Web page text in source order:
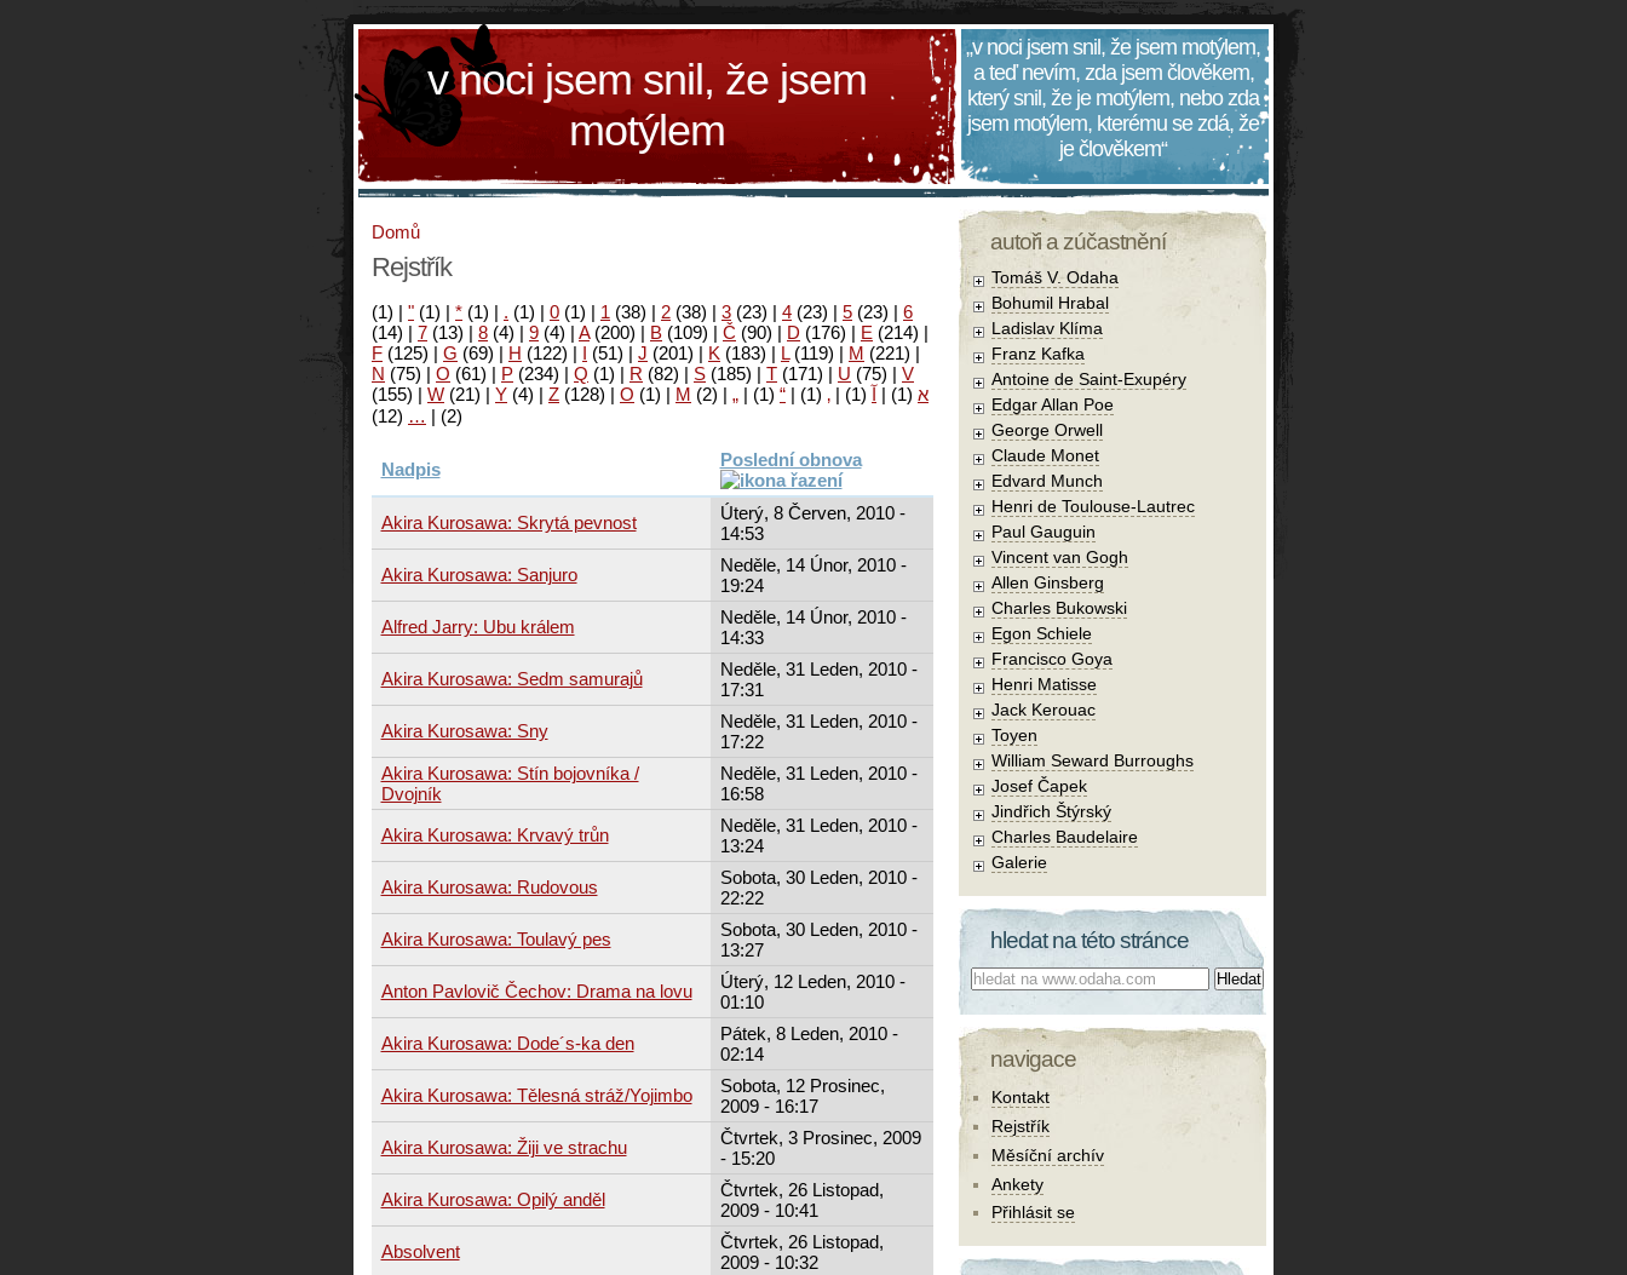
v noci jsem snil, že jsem
motýlem
„v noci jsem snil, že jsem motýlem,
a teď nevím, zda jsem člověkem,
který snil, že je motýlem, nebo zda
jsem motýlem, kterému se zdá, že
je člověkem“
Domů
Rejstřík
(1) | " (1) | * (1) | . (1) | 0 (1) | 1 (38) | 2 (38) | 3 (23) | 4 (23) | 5 (23) | 6
(14) | 7 (13) | 8 (4) | 9 (4) | A(200) | B (109) | Č (90) | D (176) | E (214) |
F (125) | G (69) | H (122) | I (51) | J (201) | K (183) | L(119) | M (221) |
N (75) | O (61) | P (234) | Q (1) | R (82) | S (185) | T (171) | U (75) | V
(155) | W (21) | Y (4) | Z (128) | Ο (1) | М (2) | א (1)
| آ (1)
|
‚
(1)
|
“
(1)
|
„
(2)
|
…
(12)
Nadpis Poslední obnova
Akira Kurosawa: Skrytá pevnost
Úterý, 8 Červen, 2010 -
14:53
Akira Kurosawa: Sanjuro
Neděle, 14 Únor, 2010 -
19:24
Alfred Jarry: Ubu králem
Neděle, 14 Únor, 2010 -
14:33
Akira Kurosawa: Sedm samurajů
Neděle, 31 Leden, 2010 -
17:31
Akira Kurosawa: Sny
Neděle, 31 Leden, 2010 -
17:22
Akira Kurosawa: Stín bojovníka /
Dvojník
Neděle, 31 Leden, 2010 -
16:58
Akira Kurosawa: Krvavý trůn
Neděle, 31 Leden, 2010 -
13:24
Akira Kurosawa: Rudovous
Sobota, 30 Leden, 2010 -
22:22
Akira Kurosawa: Toulavý pes
Sobota, 30 Leden, 2010 -
13:27
Anton Pavlovič Čechov: Drama na lovu
Úterý, 12 Leden, 2010 -
01:10
Akira Kurosawa: Dode´s-ka den
Pátek, 8 Leden, 2010 -
02:14
Akira Kurosawa: Tělesná stráž/Yojimbo
Sobota, 12 Prosinec,
2009 - 16:17
Akira Kurosawa: Žiji ve strachu
Čtvrtek, 3 Prosinec, 2009
- 15:20
Akira Kurosawa: Opilý anděl
Čtvrtek, 26 Listopad,
2009 - 10:41
Absolvent
Čtvrtek, 26 Listopad,
2009 - 10:32
autoři a zúčastnění
Tomáš V. Odaha
Bohumil Hrabal
Ladislav Klíma
Franz Kafka
Antoine de Saint-Exupéry
Edgar Allan Poe
George Orwell
Claude Monet
Edvard Munch
Henri de Toulouse-Lautrec
Paul Gauguin
Vincent van Gogh
Allen Ginsberg
Charles Bukowski
Egon Schiele
Francisco Goya
Henri Matisse
Jack Kerouac
Toyen
William Seward Burroughs
Josef Čapek
Jindřich Štýrský
Charles Baudelaire
Galerie
hledat na této stránce
Co hledat:
navigace
Kontakt
Rejstřík
Měsíční archív
Ankety
Přihlásit se